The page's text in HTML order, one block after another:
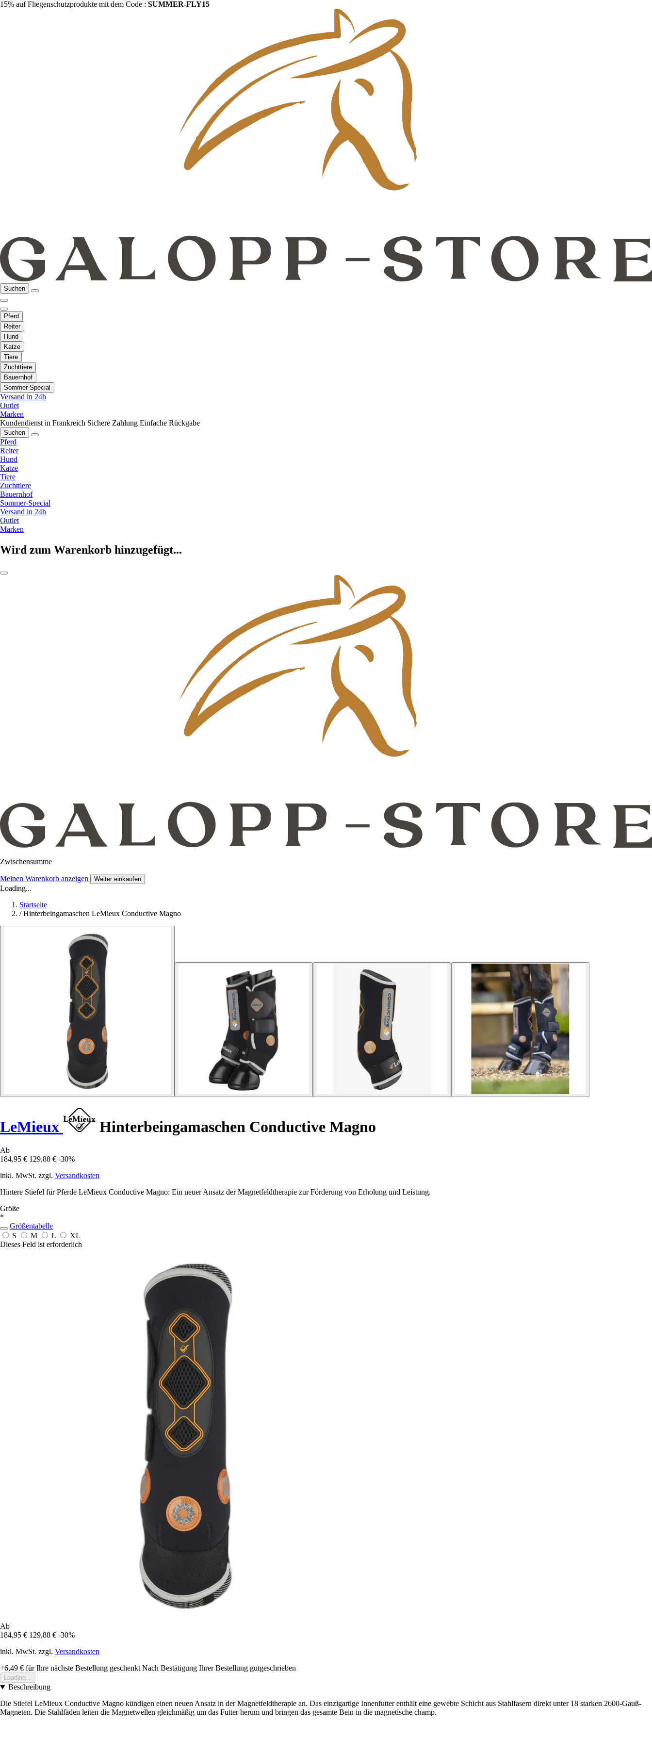
15% auf Fliegenschutzprodukte mit dem Code : SUMMER-FLY15
Suchen
Pferd
Reiter
Hund
Katze
Tiere
Zuchttiere
Bauernhof
Sommer-Special
Versand in 24h
Outlet
Marken
Kundendienst in Frankreich Sichere Zahlung Einfache Rückgabe
Suchen
Pferd
Reiter
Hund
Katze
Tiere
Zuchttiere
Bauernhof
Sommer-Special
Versand in 24h
Outlet
Marken
Wird zum Warenkorb hinzugefügt...
Zwischensumme
Meinen Warenkorb anzeigen Weiter einkaufen
Loading...
Startseite
/ Hinterbeingamaschen LeMieux Conductive Magno
LeMieux Hinterbeingamaschen Conductive Magno
Ab
184,95 € 129,88 € -30%
inkl. MwSt. zzgl. Versandkosten
Hintere Stiefel für Pferde LeMieux Conductive Magno: Ein neuer Ansatz der Magnetfeldtherapie zur Förderung von Erholung und Leistung.
Größe
*
Größentabelle
S
M L
XL
Dieses Feld ist erforderlich
Ab
184,95 € 129,88 € -30%
inkl. MwSt. zzgl. Versandkosten
+6,49 € für Ihre nächste Bestellung geschenkt Nach Bestätigung Ihrer Bestellung gutgeschrieben
Loading...
Beschreibung
Die Stiefel LeMieux Conductive Magno kündigen einen neuen Ansatz in der Magnetfeldtherapie an. Das einzigartige Innenfutter enthält eine gewebte Schicht aus Stahlfasern direkt unter 18 starken 2600-Gauß-
Magneten. Die Stahlfäden leiten die Magnetwellen gleichmäßig um das Futter herum und bringen das gesamte Bein in die magnetische champ.